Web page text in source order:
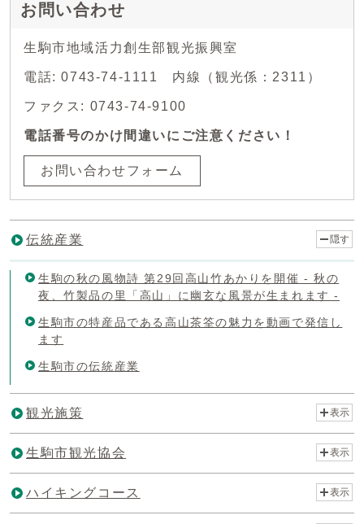
お問い合わせ
生駒市地域活力創生部観光振興室
電話: 0743-74-1111 内線（観光係：2311）
ファクス: 0743-74-9100
電話番号のかけ間違いにご注意ください！
お問い合わせフォーム
伝統産業 隠す
生駒の秋の風物詩 第29回高山竹あかりを開催 - 秋の
夜、竹製品の里「高山」に幽玄な風景が生まれます -
生駒市の特産品である高山茶筌の魅力を動画で発信し
ます
生駒市の伝統産業
観光施策 表示
生駒市観光協会 表示
ハイキングコース 表示